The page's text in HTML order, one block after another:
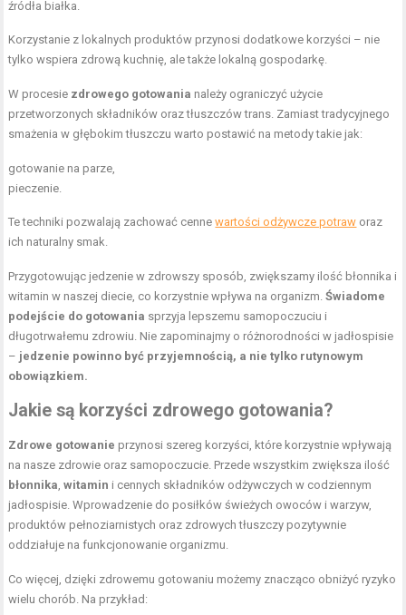
źródła białka.
Korzystanie z lokalnych produktów przynosi dodatkowe korzyści – nie
tylko wspiera zdrową kuchnię, ale także lokalną gospodarkę.
W procesie zdrowego gotowania należy ograniczyć użycie
przetworzonych składników oraz tłuszczów trans. Zamiast tradycyjnego
smażenia w głębokim tłuszczu warto postawić na metody takie jak:
gotowanie na parze,
pieczenie.
Te techniki pozwalają zachować cennewartości odżywcze potraw oraz
ich naturalny smak.
Przygotowując jedzenie w zdrowszy sposób, zwiększamy ilość błonnika i
witamin w naszej diecie, co korzystnie wpływa na organizm.Świadome
podejście do gotowania sprzyja lepszemu samopoczuciu i
długotrwałemu zdrowiu. Nie zapominajmy o różnorodności w jadłospisie
– jedzenie powinno być przyjemnością, a nie tylko rutynowym
obowiązkiem.
Jakie są korzyści zdrowego gotowania?
Zdrowe gotowanie przynosi szereg korzyści, które korzystnie wpływają
na nasze zdrowie oraz samopoczucie. Przede wszystkim zwiększa ilość
błonnika ,witamin i cennych składników odżywczych w codziennym
jadłospisie. Wprowadzenie do posiłków świeżych owoców i warzyw,
produktów pełnoziarnistych oraz zdrowych tłuszczy pozytywnie
oddziałuje na funkcjonowanie organizmu.
Co więcej, dzięki zdrowemu gotowaniu możemy znacząco obniżyć ryzyko
wielu chorób. Na przykład: